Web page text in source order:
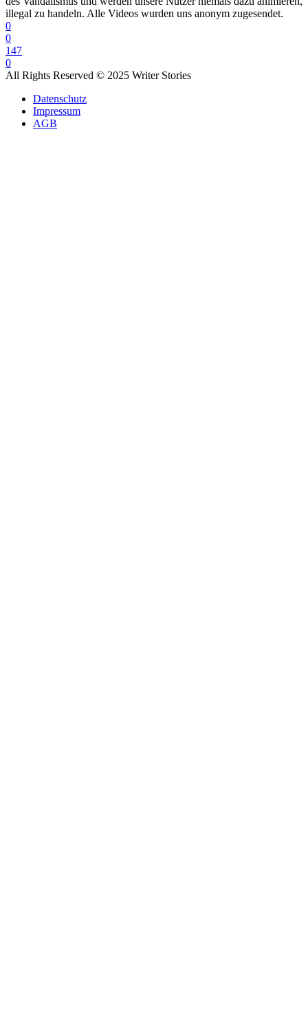
illegal zu handeln. Alle Videos wurden uns anonym zugesendet.
0
0
147
0
All Rights Reserved © 2025 Writer Stories
Datenschutz
Impressum
AGB